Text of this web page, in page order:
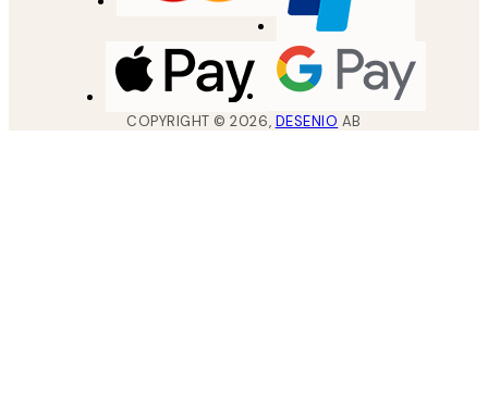
COPYRIGHT ©2026, DESENIO AB